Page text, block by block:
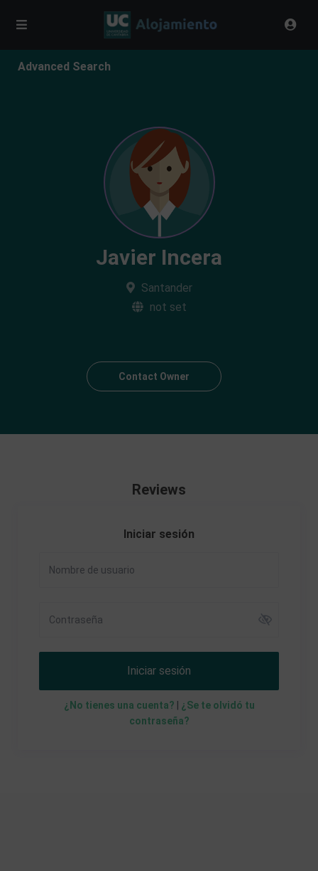
Advanced Search
Javier Incera
Santander
not set
Contact Owner
Reviews
Iniciar sesión
Iniciar sesión
¿No tienes una cuenta?
¿Se te olvidó tu
contraseña?